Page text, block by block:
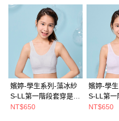
嬪婷-學生系列-藻冰紗
S-LL第一階段套穿是短
背心(天空藍)
NT$650
嬪婷-學
S-LL第一
背心(甜心
NT$650